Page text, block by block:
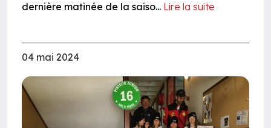
dernière matinée de la saiso... Lire la suite
04 mai 2024